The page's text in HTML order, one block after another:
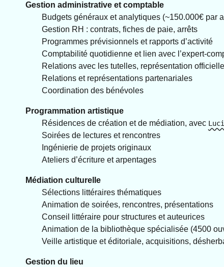
Gestion administrative et comptable
Budgets généraux et analytiques (~150.000€ par
Gestion RH : contrats, fiches de paie, arrêts
Programmes prévisionnels et rapports d’activité
Comptabilité quotidienne et lien avec l’expert-
Relations avec les tutelles, représentation officielle
Relations et représentations partenariales
Coordination des bénévoles
Programmation artistique
Résidences de création et de médiation, avec
Soirées de lectures et rencontres
Ingénierie de projets originaux
Ateliers d’écriture et arpentages
Médiation culturelle
Sélections littéraires thématiques
Animation de soirées, rencontres, présentations
Conseil littéraire pour structures et auteurices
Animation de la bibliothèque spécialisée (4500
Veille artistique et éditoriale, acquisitions,
Gestion du lieu